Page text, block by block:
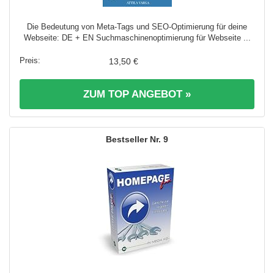
Die Bedeutung von Meta-Tags und SEO-Optimierung für deine
Webseite: DE + EN Suchmaschinenoptimierung für Webseite ...
13,50 €
ZUM TOP ANGEBOT »
9